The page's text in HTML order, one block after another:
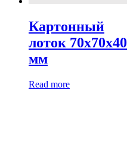
Картонный
лоток 70х70х40
мм
Read more